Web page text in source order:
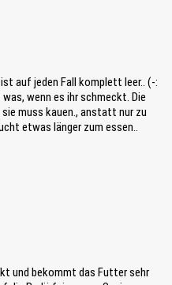
auf jeden Fall komplett leer.. (-:
wenn es ihr schmeckt. Die
muss kauen., anstatt nur zu
etwas länger zum essen..
und bekommt das Futter sehr